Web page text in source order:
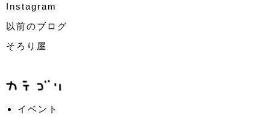
Instagram
以前のブログ
そろり屋
イベント